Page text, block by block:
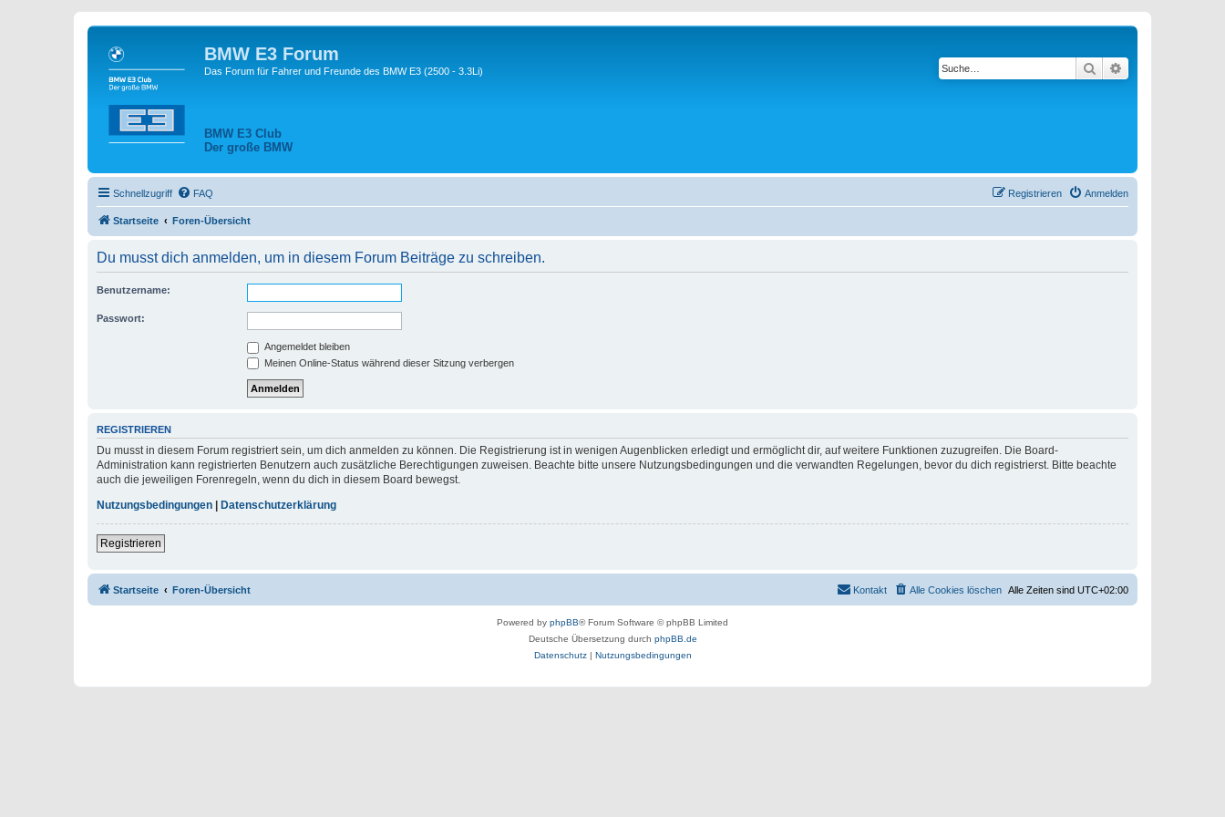
BMW E3 Forum
Das Forum für Fahrer und Freunde des BMW E3 (2500 - 3.3Li)
BMW E3 Club
Der große BMW
Suche
Schnellzugriff FAQ Anmelden
Registrieren
Startseite Foren-Übersicht
Du musst dich anmelden, um in diesem Forum Beiträge zu schreiben.
Benutzername:
Passwort:
Angemeldet bleiben
Meinen Online-Status während dieser Sitzung verbergen
REGISTRIEREN
Du musst in diesem Forum registriert sein, um dich anmelden zu können. Die Registrierung ist in wenigen Augenblicken erledigt und ermöglicht dir, auf weitere Funktionen zuzugreifen. Die Board-
Administration kann registrierten Benutzern auch zusätzliche Berechtigungen zuweisen. Beachte bitte unsere Nutzungsbedingungen und die verwandten Regelungen, bevor du dich registrierst. Bitte beachte
auch die jeweiligen Forenregeln, wenn du dich in diesem Board bewegst.
Nutzungsbedingungen | Datenschutzerklärung
Registrieren
Startseite Foren-Übersicht Alle Zeiten sind UTC+02:00
Alle Cookies löschen
Kontakt
Powered by phpBB® Forum Software © phpBB Limited
Deutsche Übersetzung durch phpBB.de
Datenschutz| Nutzungsbedingungen